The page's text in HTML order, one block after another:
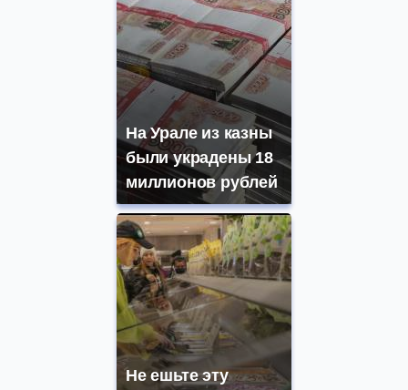
На Урале из казны
были украдены 18
миллионов рублей
Не ешьте эту